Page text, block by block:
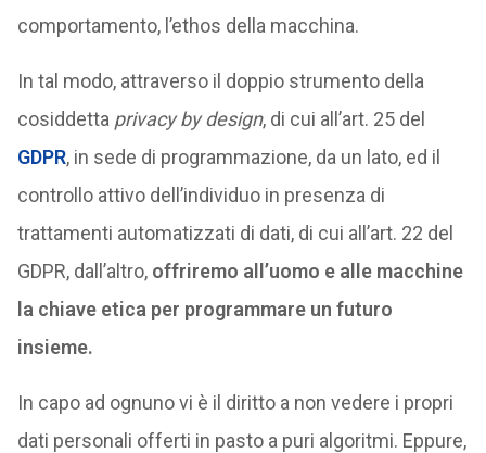
comportamento, l’ethos della macchina.
In tal modo, attraverso il doppio strumento della
cosiddetta privacy by design, di cui all’art. 25 del
GDPR, in sede di programmazione, da un lato, ed il
controllo attivo dell’individuo in presenza di
trattamenti automatizzati di dati, di cui all’art. 22 del
GDPR, dall’altro, offriremo all’uomo e alle macchine
la chiave etica per programmare un futuro
insieme.
In capo ad ognuno vi è il diritto a non vedere i propri
dati personali offerti in pasto a puri algoritmi. Eppure,